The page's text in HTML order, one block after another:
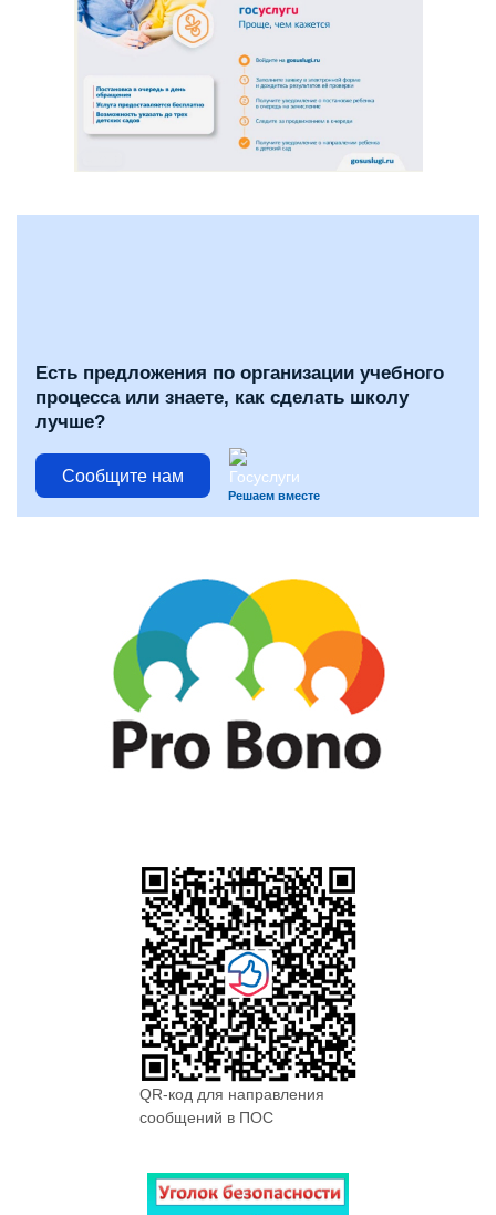
Есть предложения по организации учебного
процесса или знаете, как сделать школу
лучше?
Сообщите нам
Решаем вместе
QR-код для направления
сообщений в ПОС